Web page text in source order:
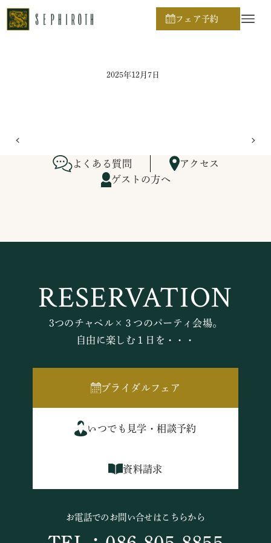
フェア予約
ホーム
2025年12月7日
よくある質問
アクセス
ゲストの方へ
RESERVATION
3つのチャペル×３つのパーティ会場。
自由に楽しむ１日を・・・
ブライダルフェア
いつでも見学・相談予約
資料請求
お電話でのお問い合せはこちらから